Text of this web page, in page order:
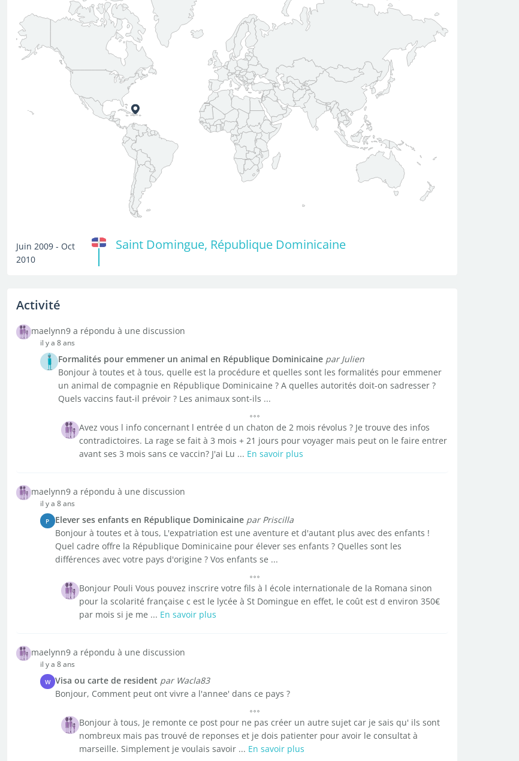
Juin 2009 - Oct
2010
Saint Domingue, République Dominicaine
Activité
maelynn9 a répondu à une discussion
il y a 8 ans
Formalités pour emmener un animal en République Dominicaine par Julien
Bonjour à toutes et à tous, quelle est la procédure et quelles sont les formalités pour emmener
un animal de compagnie en République Dominicaine ? A quelles autorités doit-on sadresser ?
Quels vaccins faut-il prévoir ? Les animaux sont-ils ...
Avez vous l info concernant l entrée d un chaton de 2 mois révolus ? Je trouve des infos
contradictoires. La rage se fait à 3 mois + 21 jours pour voyager mais peut on le faire entrer
avant ses 3 mois sans ce vaccin? J'ai Lu ... En savoir plus
maelynn9 a répondu à une discussion
il y a 8 ans
P Elever ses enfants en République Dominicaine par Priscilla
Bonjour à toutes et à tous, L'expatriation est une aventure et d'autant plus avec des enfants !
Quel cadre offre la République Dominicaine pour élever ses enfants ? Quelles sont les
différences avec votre pays d'origine ? Vos enfants se ...
Bonjour Pouli Vous pouvez inscrire votre fils à l école internationale de la Romana sinon
pour la scolarité française c est le lycée à St Domingue en effet, le coût est d environ 350€
par mois si je me ... En savoir plus
maelynn9 a répondu à une discussion
il y a 8 ans
W Visa ou carte de resident par Wacla83
Bonjour, Comment peut ont vivre a l'annee' dans ce pays ?
Bonjour à tous, Je remonte ce post pour ne pas créer un autre sujet car je sais qu' ils sont
nombreux mais pas trouvé de reponses et je dois patienter pour avoir le consultat à
marseille. Simplement je voulais savoir ... En savoir plus